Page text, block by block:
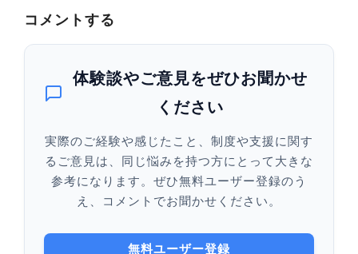
コメントする
体験談やご意見をぜひお聞かせ
ください
実際のご経験や感じたこと、制度や支援に関す
るご意見は、同じ悩みを持つ方にとって大きな
参考になります。ぜひ無料ユーザー登録のう
え、コメントでお聞かせください。
無料ユーザー登録